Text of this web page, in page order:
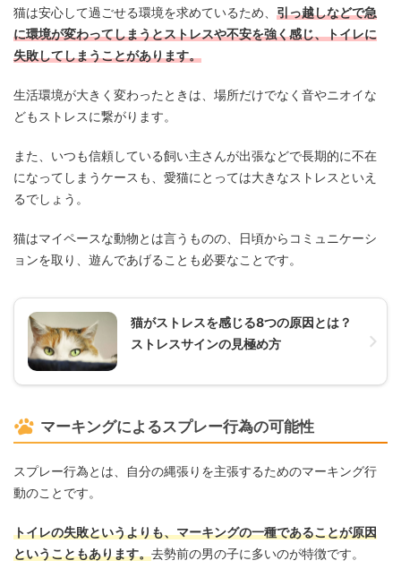
猫は安心して過ごせる環境を求めているため、 引っ越しなどで急
に環境が変わってしまうとストレスや不安を強く感じ、トイレに
失敗してしまうことがあります。
生活環境が大きく変わったときは、場所だけでなく音やニオイな
どもストレスに繋がります。
また、いつも信頼している飼い主さんが出張などで長期的に不在
になってしまうケースも、愛猫にとっては大きなストレスといえ
るでしょう。
猫はマイペースな動物とは言うものの、日頃からコミュニケーシ
ョンを取り、遊んであげることも必要なことです。
猫がストレスを感じる8つの原因とは？
ストレスサインの見極め方
マーキングによるスプレー行為の可能性
スプレー行為とは、自分の縄張りを主張するためのマーキング行
動のことです。
トイレの失敗というよりも、マーキングの一種であることが原因
ということもあります。去勢前の男の子に多いのが特徴です。